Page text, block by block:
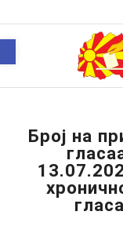
Број на
Open toolbar